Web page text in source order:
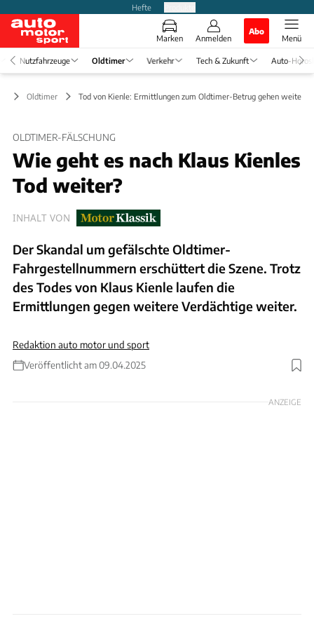
Hefte
Marken Anmelden
Abo
Menü
Nutzfahrzeuge Oldtimer Verkehr Tech & Zukunft Auto-
Oldtimer Tod von Kienle: Ermittlungen zum Oldtimer-Betrug gehen weiter
OLDTIMER-FÄLSCHUNG
Wie geht es nach Klaus Kienles
Tod weiter?
INHALT VON
Der Skandal um gefälschte Oldtimer-
Fahrgestellnummern erschüttert die Szene. Trotz
des Todes von Klaus Kienle laufen die
Ermittlungen gegen weitere Verdächtige weiter.
Redaktion auto motor und sport
Veröffentlicht am 09.04.2025
Foto: Kienle Automobiltechnik / Hardy Mutschler / Collage: ams
ANZEIGE